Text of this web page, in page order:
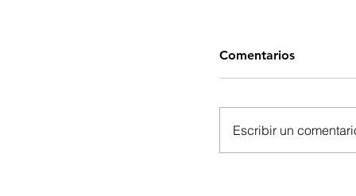
Comentarios
Escribir un